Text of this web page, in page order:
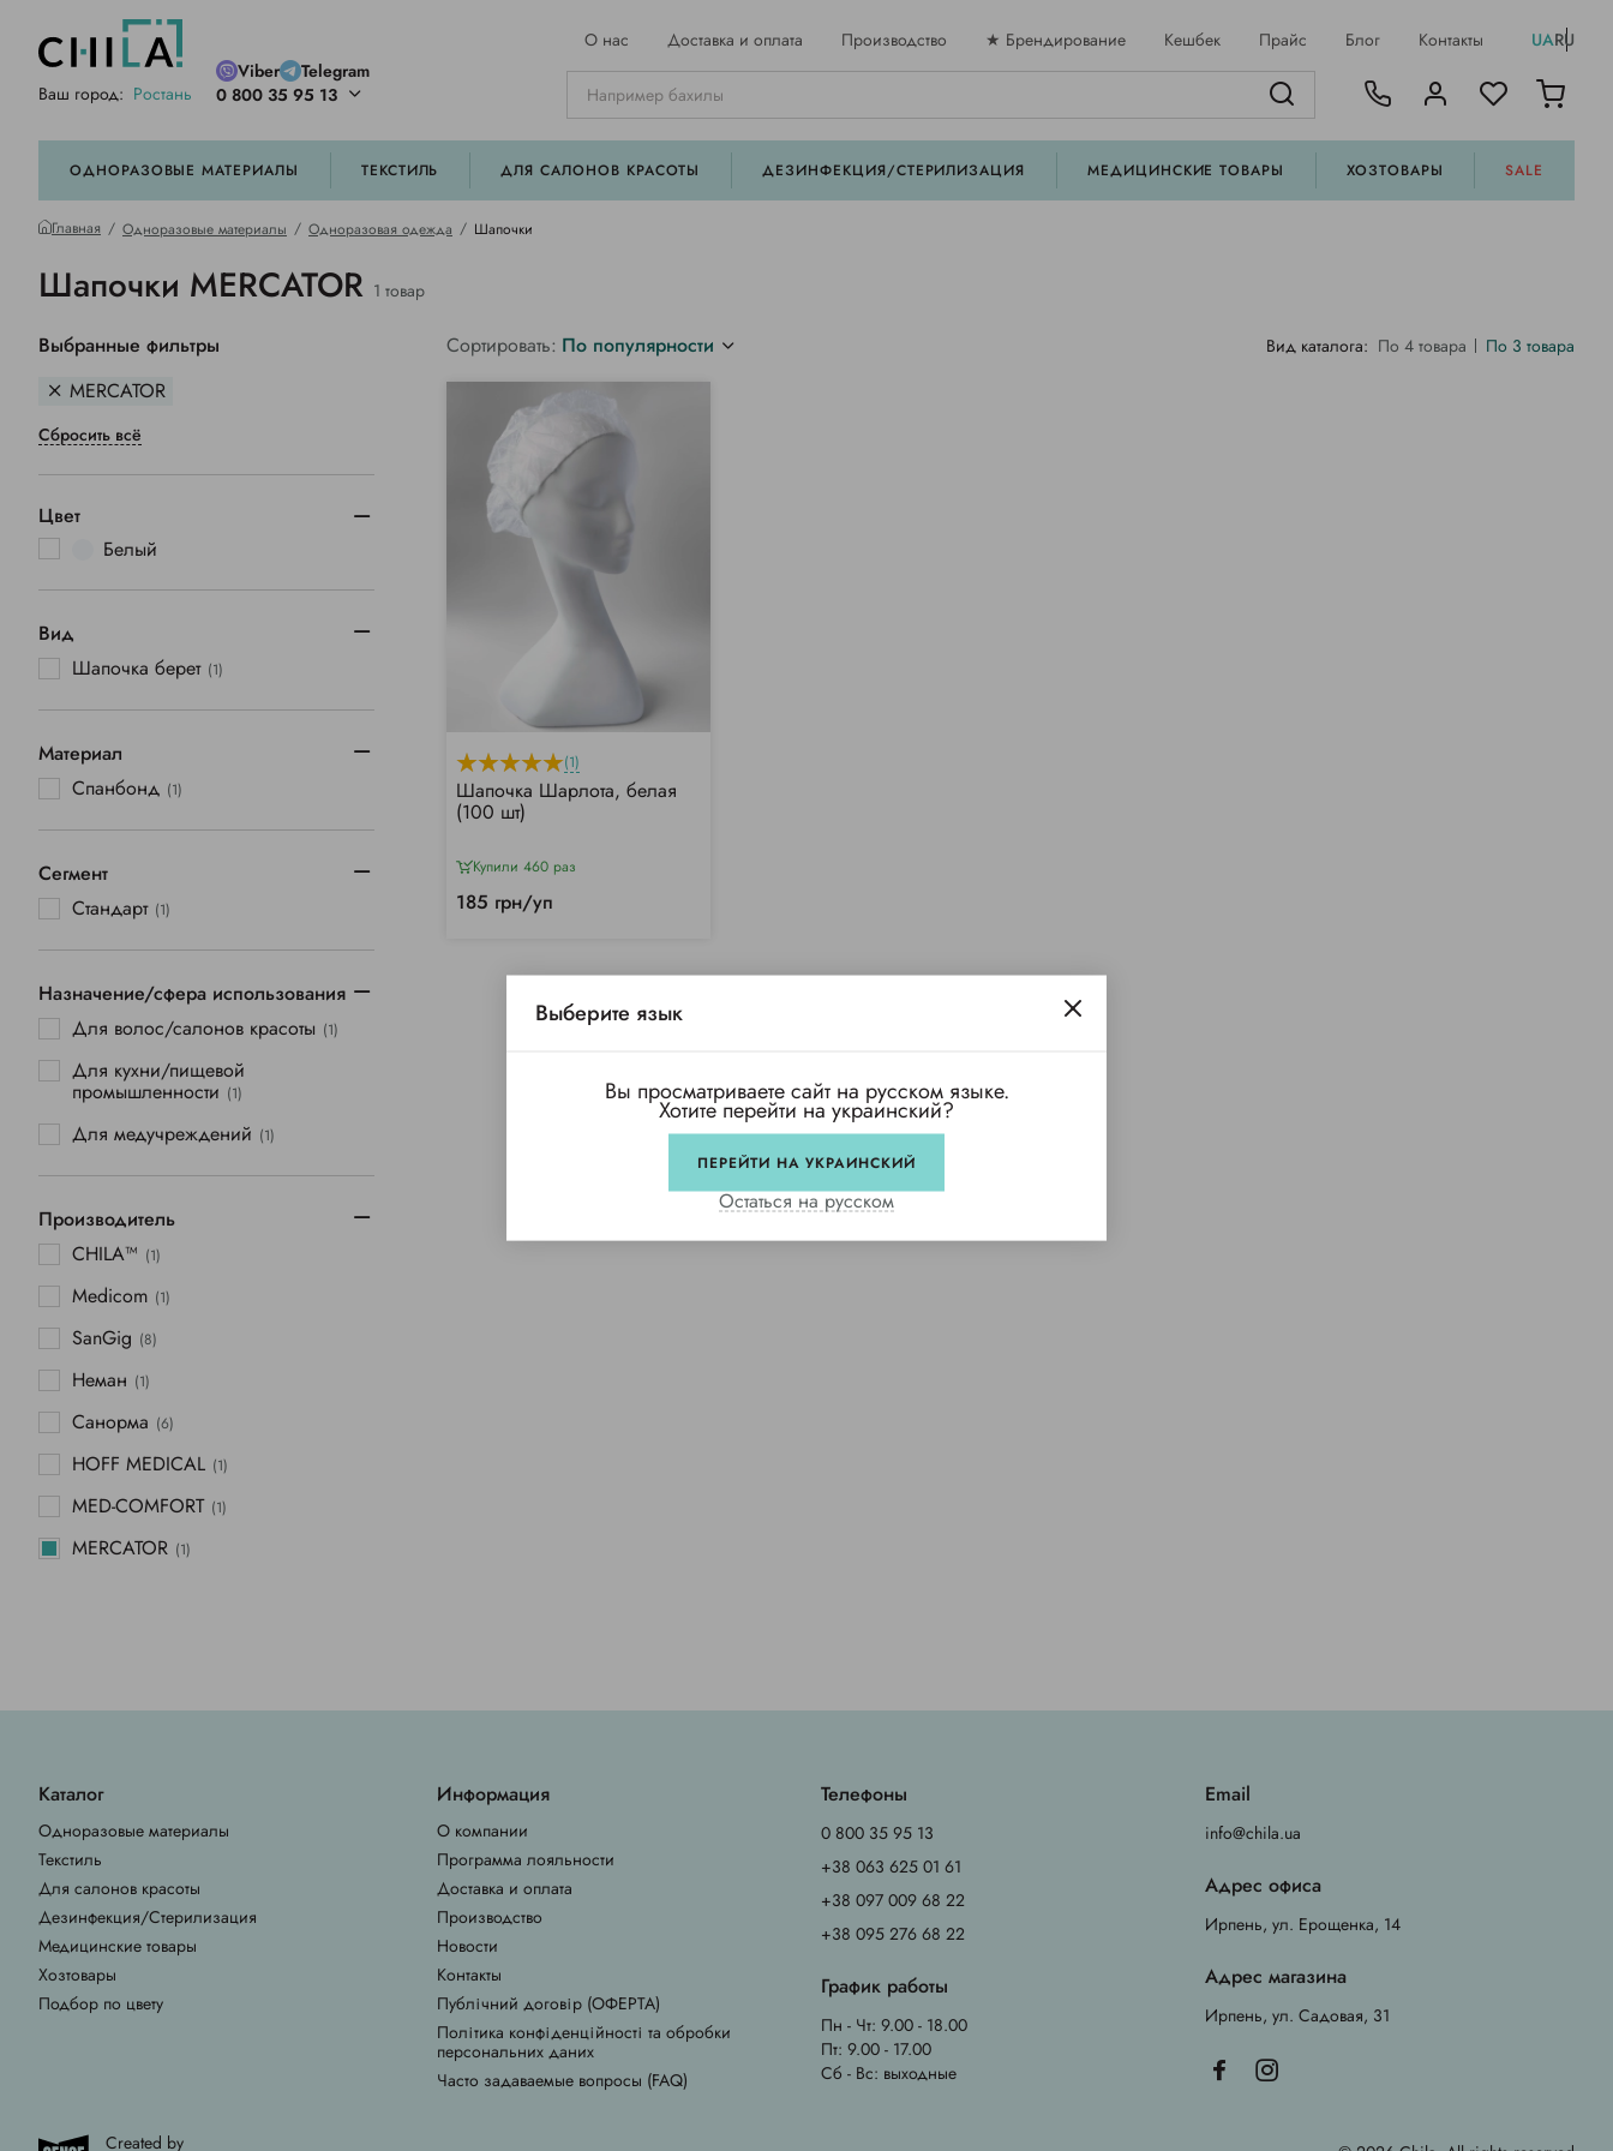
Ваш город: Ростань
Viber
Telegram
0 800 35 95 13
О нас Доставка и оплата Производство ★ Брендирование Кешбек Прайс Блог Контакты UARU
ОДНОРАЗОВЫЕ МАТЕРИАЛЫ ТЕКСТИЛЬ ДЛЯ САЛОНОВ КРАСОТЫ ДЕЗИНФЕКЦИЯ/СТЕРИЛИЗАЦИЯ МЕДИЦИНСКИЕ ТОВАРЫ ХОЗТОВАРЫ SALE
Главная Одноразовые материалы Одноразовая одежда Шапочки
Шапочки MERCATOR 1 товар
Выбранные фильтры
MERCATOR
Сбросить всё
Цвет
Белый
Вид
Шапочка берет (1)
Материал
Спанбонд (1)
Сегмент
Стандарт (1)
Назначение/сфера использования
Для волос/салонов красоты (1)
Для кухни/пищевой
промышленности (1)
Для медучреждений (1)
Производитель
CHILA™ (1)
Medicom (1)
SanGig (8)
Неман (1)
Санорма (6)
HOFF MEDICAL (1)
MED-COMFORT (1)
MERCATOR (1)
Сортировать: По популярности Вид каталога: По 4 товара По 3 товара
(1)
Шапочка Шарлота, белая
(100 шт)
Купили 460 раз
185 грн/уп
Выберите язык
Вы просматриваете сайт на русском языке.
Хотите перейти на украинский?
ПЕРЕЙТИ НА УКРАИНСКИЙ
Остаться на русском
Каталог
Одноразовые материалы
Текстиль
Для салонов красоты
Дезинфекция/Стерилизация
Медицинские товары
Хозтовары
Подбор по цвету
Информация
О компании
Программа лояльности
Доставка и оплата
Производство
Новости
Контакты
Публічний договір (ОФЕРТА)
Політика конфіденційності та обробки
персональних даних
Часто задаваемые вопросы (FAQ)
Телефоны
0 800 35 95 13
+38 063 625 01 61
+38 097 009 68 22
+38 095 276 68 22
График работы
Пн - Чт: 9.00 - 18.00
Пт: 9.00 - 17.00
Сб - Вс: выходные
Email
info@chila.ua
Адрес офиса
Ирпень, ул. Ерощенка, 14
Адрес магазина
Ирпень, ул. Садовая, 31
Created by